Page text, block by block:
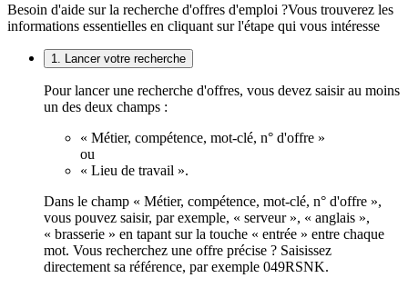
Besoin d'aide sur la recherche d'offres d'emploi ?Vous trouverez les
informations essentielles en cliquant sur l'étape qui vous intéresse
1. Lancer votre recherche
Pour lancer une recherche d'offres, vous devez saisir au moins
un des deux champs :
« Métier, compétence, mot-clé, n° d'offre »
ou
« Lieu de travail ».
Dans le champ « Métier, compétence, mot-clé, n° d'offre »,
vous pouvez saisir, par exemple, « serveur », « anglais »,
« brasserie » en tapant sur la touche « entrée » entre chaque
mot. Vous recherchez une offre précise ? Saisissez
directement sa référence, par exemple 049RSNK.